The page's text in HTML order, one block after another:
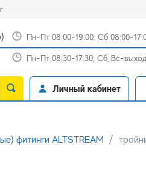
(current)
Пн-Пт 08:00-19:00; Сб 08:00-
Пн-Пт 08:30-17:30; Сб, Вс-
Личный кабинет
фитинги ALTSTREAM